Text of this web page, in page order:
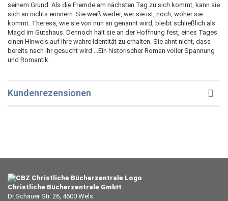
seinem Grund. Als die Fremde am nächsten Tag zu sich kommt, kann sie
sich an nichts erinnern. Sie weiß weder, wer sie ist, noch, woher sie
kommt. Theresa, wie sie von nun an genannt wird, bleibt schließlich als
Magd im Gutshaus. Dennoch hält sie an der Hoffnung fest, eines Tages
einen Hinweis auf ihre wahre Identität zu erhalten. Sie ahnt nicht, dass
bereits nach ihr gesucht wird ...Ein historischer Roman voller Spannung
und Romantik.
Kundenrezensionen
Christliche Bücherzentrale GmbH
Dr.Schauer Str. 26, 4600 Wels